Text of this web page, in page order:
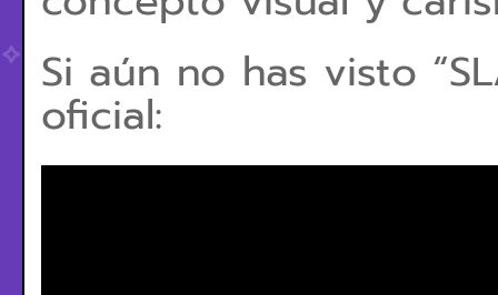
Si aún no has visto
oficial: